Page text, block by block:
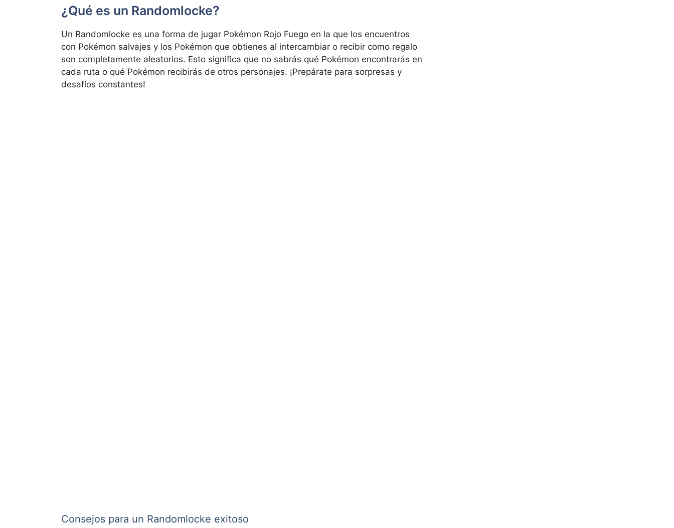
¿Qué es un Randomlocke?
Un Randomlocke es una forma de jugar Pokémon Rojo Fuego en la que los encuentros
con Pokémon salvajes y los Pokémon que obtienes al intercambiar o recibir como regalo
son completamente aleatorios. Esto significa que no sabrás qué Pokémon encontrarás en
cada ruta o qué Pokémon recibirás de otros personajes. ¡Prepárate para sorpresas y
desafíos constantes!
Consejos para un Randomlocke exitoso